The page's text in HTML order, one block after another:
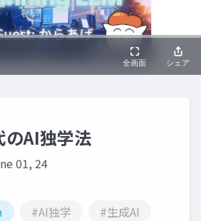
のAI独学法
01, 24
#AI独学
#生成AI